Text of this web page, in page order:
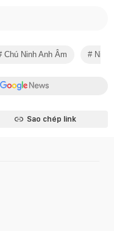
Chú Ninh Anh Âm Ninh
Sao chép link